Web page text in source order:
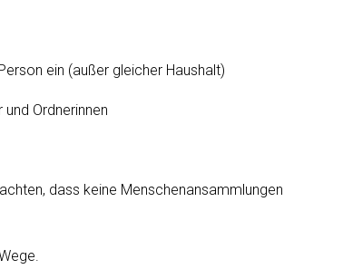
ein (außer gleicher Haushalt)
Ordnerinnen
dass keine Menschenansammlungen